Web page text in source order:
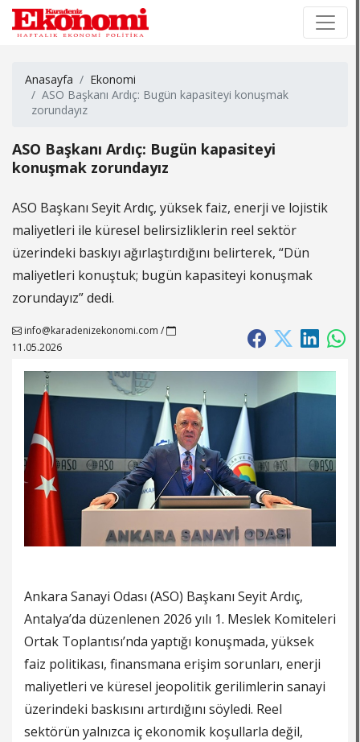
Anasayfa
Ekonomi
ASO Başkanı Ardıç: Bugün kapasiteyi konuşmak
zorundayız
ASO Başkanı Ardıç: Bugün kapasiteyi
konuşmak zorundayız
ASO Başkanı Seyit Ardıç, yüksek faiz, enerji ve lojistik
maliyetleri ile küresel belirsizliklerin reel sektör
üzerindeki baskıyı ağırlaştırdığını belirterek, “Dün
maliyetleri konuştuk; bugün kapasiteyi konuşmak
zorundayız” dedi.
info@karadenizekonomi.com /
11.05.2026
Ankara Sanayi Odası (ASO) Başkanı Seyit Ardıç,
Antalya’da düzenlenen 2026 yılı 1. Meslek Komiteleri
Ortak Toplantısı’nda yaptığı konuşmada, yüksek
faiz politikası, finansmana erişim sorunları, enerji
maliyetleri ve küresel jeopolitik gerilimlerin sanayi
üzerindeki baskısını artırdığını söyledi. Reel
sektörün yalnızca iç ekonomik koşullarla değil,
×
×